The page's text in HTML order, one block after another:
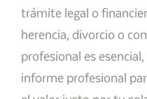
trámite legal o
herencia, divorcio o
profesional es
informe profesional